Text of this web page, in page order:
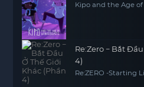
Kipo and the Age
Re:Zero − Bắt
4)
Re:ZERO -Starting